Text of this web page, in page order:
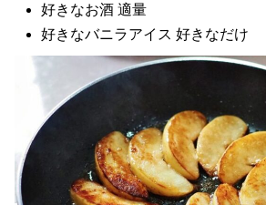
好きなお酒 適量
好きなバニラアイス 好きなだけ